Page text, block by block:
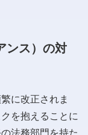
ンス）の対
に改正されま
を抱えることに
法務部門を持た